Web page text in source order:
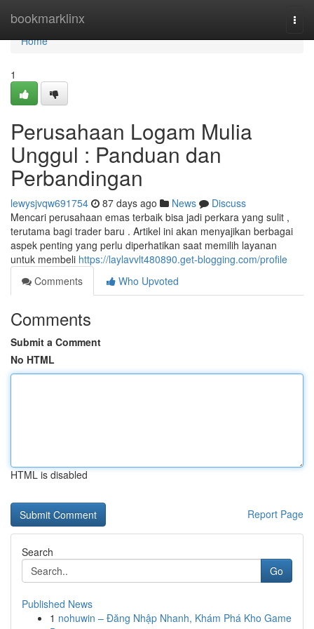
bookmarklinx
Home
Home
1
Perusahaan Logam Mulia
Unggul : Panduan dan
Perbandingan
lewysjvqw691754 87 days ago News
Discuss
Mencari perusahaan emas terbaik bisa jadi perkara yang sulit ,
terutama bagi trader baru . Artikel ini akan menyajikan berbagai
aspek penting yang perlu diperhatikan saat memilih layanan
untuk membeli https://laylavvlt480890.get-blogging.com/profile
Comments
Who Upvoted
Comments
Submit a Comment
No HTML
HTML is disabled
Report Page
Search
Go
Published News
1 nohuwin – Đăng Nhập Nhanh, Khám Phá Kho Game